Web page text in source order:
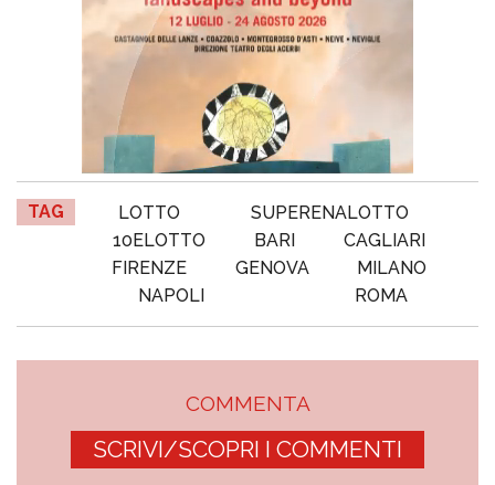
TAG LOTTO
SUPERENALOTTO
10ELOTTO
BARI
CAGLIARI
FIRENZE
GENOVA
MILANO
NAPOLI
ROMA
COMMENTA
SCRIVI/SCOPRI I COMMENTI